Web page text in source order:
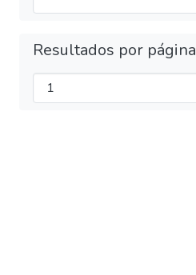
Resultados por página